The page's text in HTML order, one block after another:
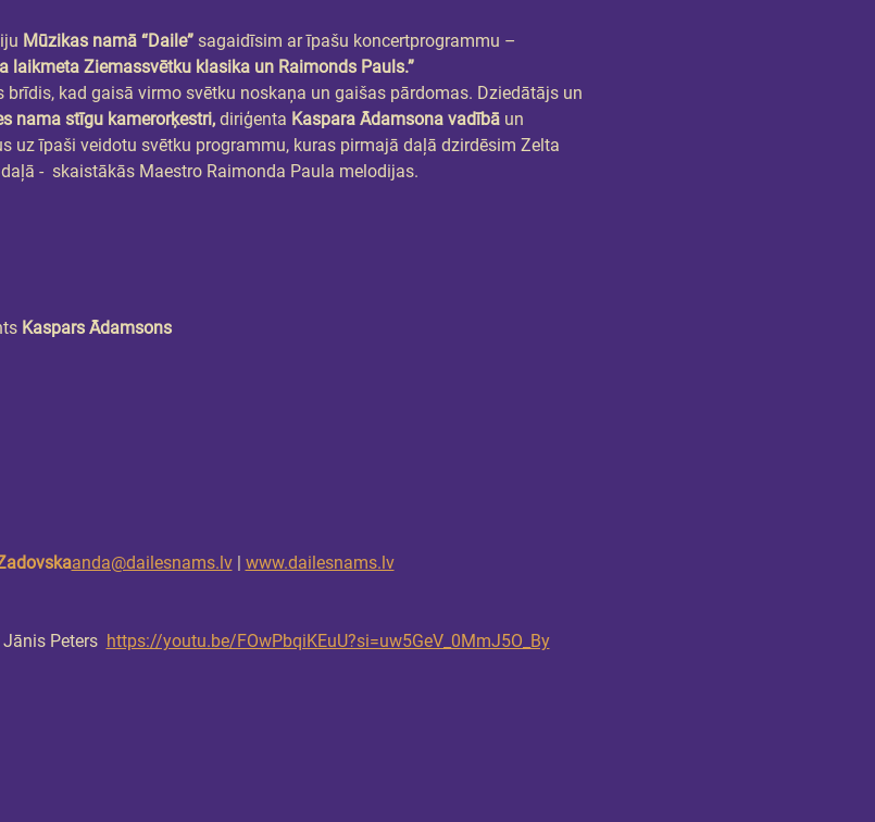
Mūzikas namā “Daile” sagaidīsim ar īpašu koncertprogrammu –
laikmeta Ziemassvētku klasika un Raimonds Pauls.”
kad gaisā virmo svētku noskaņa un gaišas pārdomas. Dziedātājs un
nama stīgu kamerorķestri, diriģenta Kaspara Ādamsona vadībā un
uz īpaši veidotu svētku programmu, kuras pirmajā daļā dzirdēsim Zelta
-  skaistākās Maestro Raimonda Paula melodijas.
Kaspars Ādamsons
anda@dailesnams.lv | www.dailesnams.lv
Peters https://youtu.be/FOwPbqiKEuU?si=uw5GeV_0MmJ5O_By